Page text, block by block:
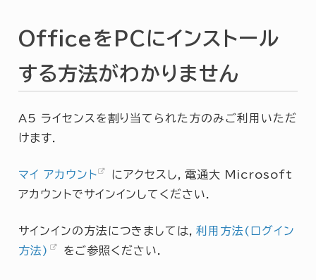
OfficeをPCにインストール
する方法がわかりません
A5 ライセンスを割り当てられた方のみご利用いただ
けます．
マイ アカウント
にアクセスし，電通大 Microsoft
アカウントでサインインしてください．
サインインの方法につきましては，利用方法(ログイン
方法)
をご参照ください．